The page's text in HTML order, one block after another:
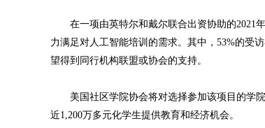
在一项由英特尔和戴尔联合出资协助的2021年
力满足对人工智能培训的需求。其中，53%的受
望得到同行机构联盟或协会的支持。
美国社区学院协会将对选择参加该项目的学院
近1,200万多元化学生提供教育和经济机会。